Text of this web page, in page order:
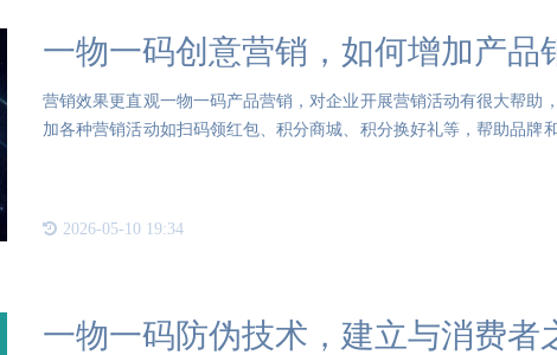
一物一码创意营销，如何增加产品
营销效果更直观一物一码产品营销，对企业开展营销活动有很大帮助
加各种营销活动如扫码领红包、积分商城、积分换好礼等，帮助品牌
2026-05-10 19:34
一物一码防伪技术，建立与消费者